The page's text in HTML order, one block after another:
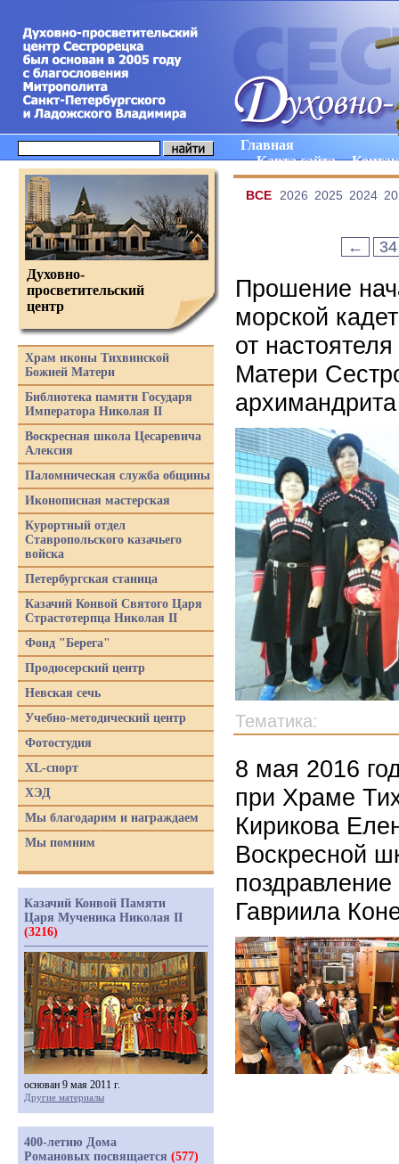
Главная
Карта сайта
ВCE 2026 2025 2024
← 34
Прошение
морской
от
Матери
Тематика:
8 мая 2016
при Храме
Кирикова
Воскресной
Гавриила
Духовно-
просветительский
центр
Храм иконы Тихвинской
Божией Матери
Библиотека памяти Государя
Императора Николая II
Воскресная школа Цесаревича
Алексия
Паломническая служба общины
Иконописная мастерская
Курортный отдел
Ставропольского казачьего
войска
Петербургская станица
Казачий Конвой Святого Царя
Страстотерпца Николая II
Фонд "Берега"
Продюсерский центр
Невская сечь
Учебно-методический центр
Фотостудия
XL-спорт
ХЭД
Мы благодарим и награждаем
Мы помним
Казачий Конвой Памяти
Царя Мученика Николая II
(3216)
основан 9 мая 2011 г.
Другие материалы
400-летию Дома
Романовых посвящается (577)